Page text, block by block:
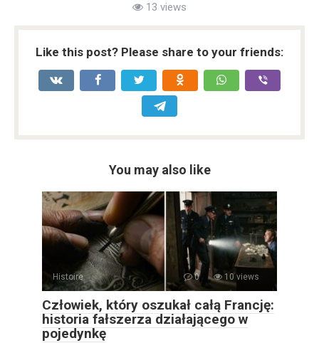
13 views
Like this post? Please share to your friends:
You may also like
Histoire 0 10 views
Człowiek, który oszukał całą Francję:
historia fałszerza działającego w
pojedynkę